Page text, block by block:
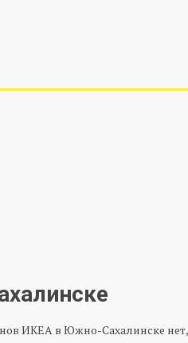
ИКЕА в Южно-Сахалинске